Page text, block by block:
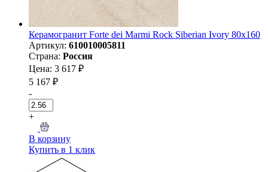
Керамогранит Forte dei Marmi Rock Siberian Ivory 80x160
Артикул: 610010005811
Страна: Россия
Цена: 3 617 ₽
5 167 ₽
-
+
В корзину
Купить в 1 клик